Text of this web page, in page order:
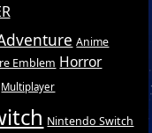
Anime
Emblem Horror
Multiplayer
Nintendo Switch